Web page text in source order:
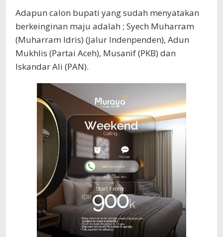
Adapun calon bupati yang sudah menyatakan
berkeinginan maju adalah ; Syech Muharram
(Muharram Idris) (Jalur Indenpenden), Adun
Mukhlis (Partai Aceh), Musanif (PKB) dan
Iskandar Ali (PAN).